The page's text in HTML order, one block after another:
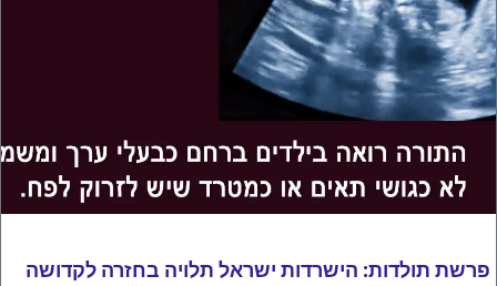
פרשת תולדות: הישרדות ישראל תלויה בחזרה לקדושה